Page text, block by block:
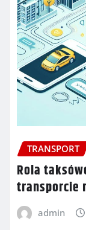
TRANSPORT
Rola
transporcie
admin